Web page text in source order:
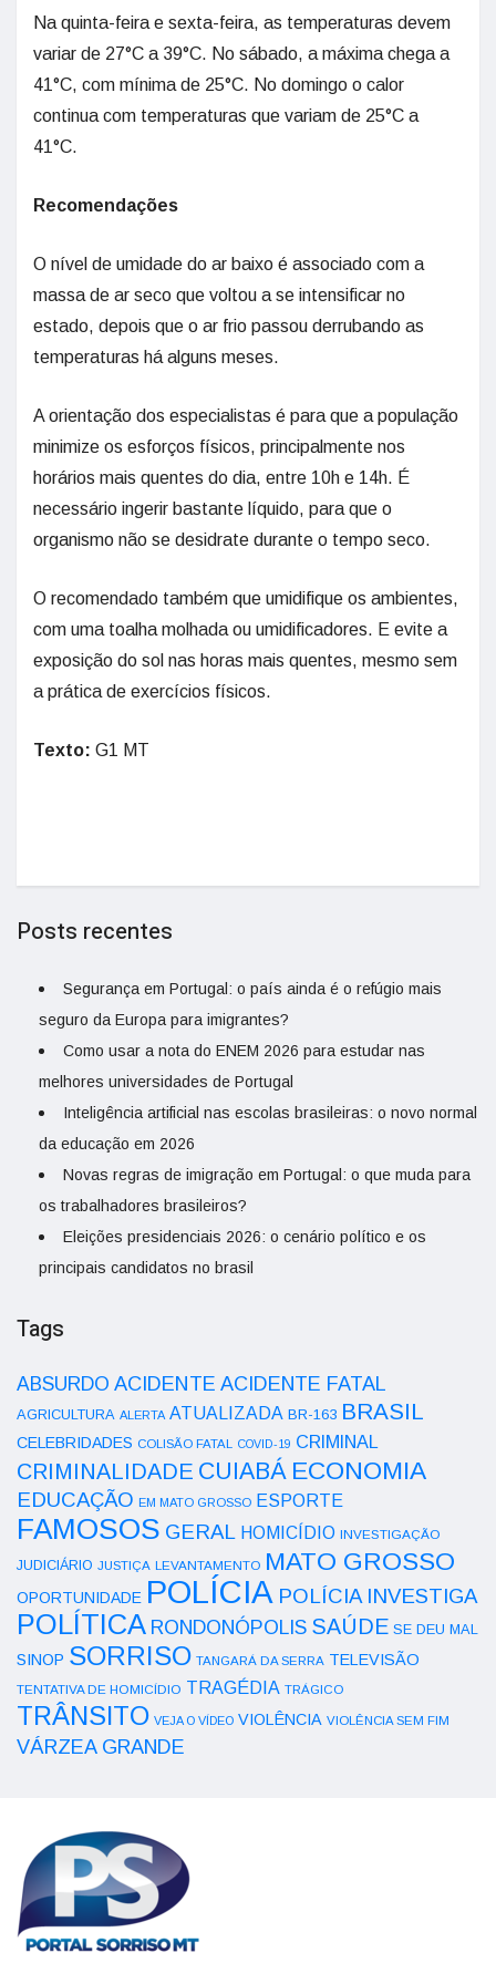
Na quinta-feira e sexta-feira, as temperaturas devem
variar de 27°C a 39°C. No sábado, a máxima chega a
41°C, com mínima de 25°C. No domingo o calor
continua com temperaturas que variam de 25°C a
41°C.
Recomendações
O nível de umidade do ar baixo é associado com a
massa de ar seco que voltou a se intensificar no
estado, depois que o ar frio passou derrubando as
temperaturas há alguns meses.
A orientação dos especialistas é para que a população
minimize os esforços físicos, principalmente nos
horários mais quentes do dia, entre 10h e 14h. É
necessário ingerir bastante líquido, para que o
organismo não se desidrate durante o tempo seco.
O recomendado também que umidifique os ambientes,
com uma toalha molhada ou umidificadores. E evite a
exposição do sol nas horas mais quentes, mesmo sem
a prática de exercícios físicos.
Texto: G1 MT
Posts recentes
Segurança em Portugal: o país ainda é o refúgio mais
seguro da Europa para imigrantes?
Como usar a nota do ENEM 2026 para estudar nas
melhores universidades de Portugal
Inteligência artificial nas escolas brasileiras: o novo normal
da educação em 2026
Novas regras de imigração em Portugal: o que muda para
os trabalhadores brasileiros?
Eleições presidenciais 2026: o cenário político e os
principais candidatos no brasil
Tags
ABSURDO ACIDENTE ACIDENTE FATAL
AGRICULTURA ALERTA ATUALIZADA BR-163 BRASIL
CELEBRIDADES COLISÃO FATAL COVID-19 CRIMINAL
CRIMINALIDADE CUIABÁ ECONOMIA
EDUCAÇÃO EM MATO GROSSO ESPORTE
FAMOSOS GERAL HOMICÍDIO INVESTIGAÇÃO
JUDICIÁRIO JUSTIÇA LEVANTAMENTO MATO GROSSO
OPORTUNIDADE POLÍCIA POLÍCIA INVESTIGA
POLÍTICA RONDONÓPOLIS SAÚDE SE DEU MAL
SINOP SORRISO TANGARÁ DA SERRA TELEVISÃO
TENTATIVA DE HOMICÍDIO TRAGÉDIA TRÁGICO
TRÂNSITO VEJA O VÍDEO VIOLÊNCIA VIOLÊNCIA SEM FIM
VÁRZEA GRANDE